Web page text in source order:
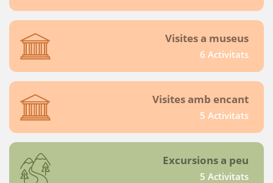
Visites a museus
6 Activitats
Visites amb encant
5 Activitats
Excursions a peu
5 Activitats